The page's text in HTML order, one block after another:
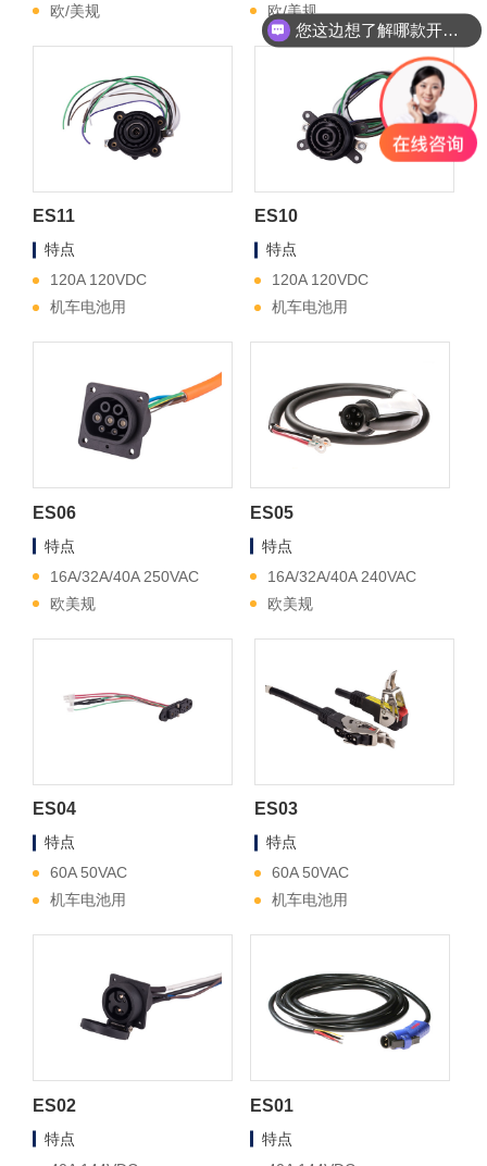
欧/美规
欧/美规
ES11
特点
120A 120VDC
机车电池用
ES10
特点
120A 120VDC
机车电池用
ES06
特点
16A/32A/40A 250VAC
欧美规
ES05
特点
16A/32A/40A 240VAC
欧美规
ES04
特点
60A 50VAC
机车电池用
ES03
特点
60A 50VAC
机车电池用
ES02
特点
ES01
特点
您这边想了解哪款开关？